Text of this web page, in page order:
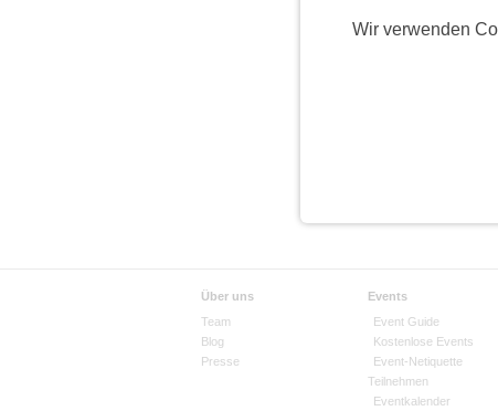
Wir verwenden
Über uns
Team
Blog
Presse
Events
Event Guide
Kostenlose Events
Event-Netiquette
Teilnehmen
Eventkalender